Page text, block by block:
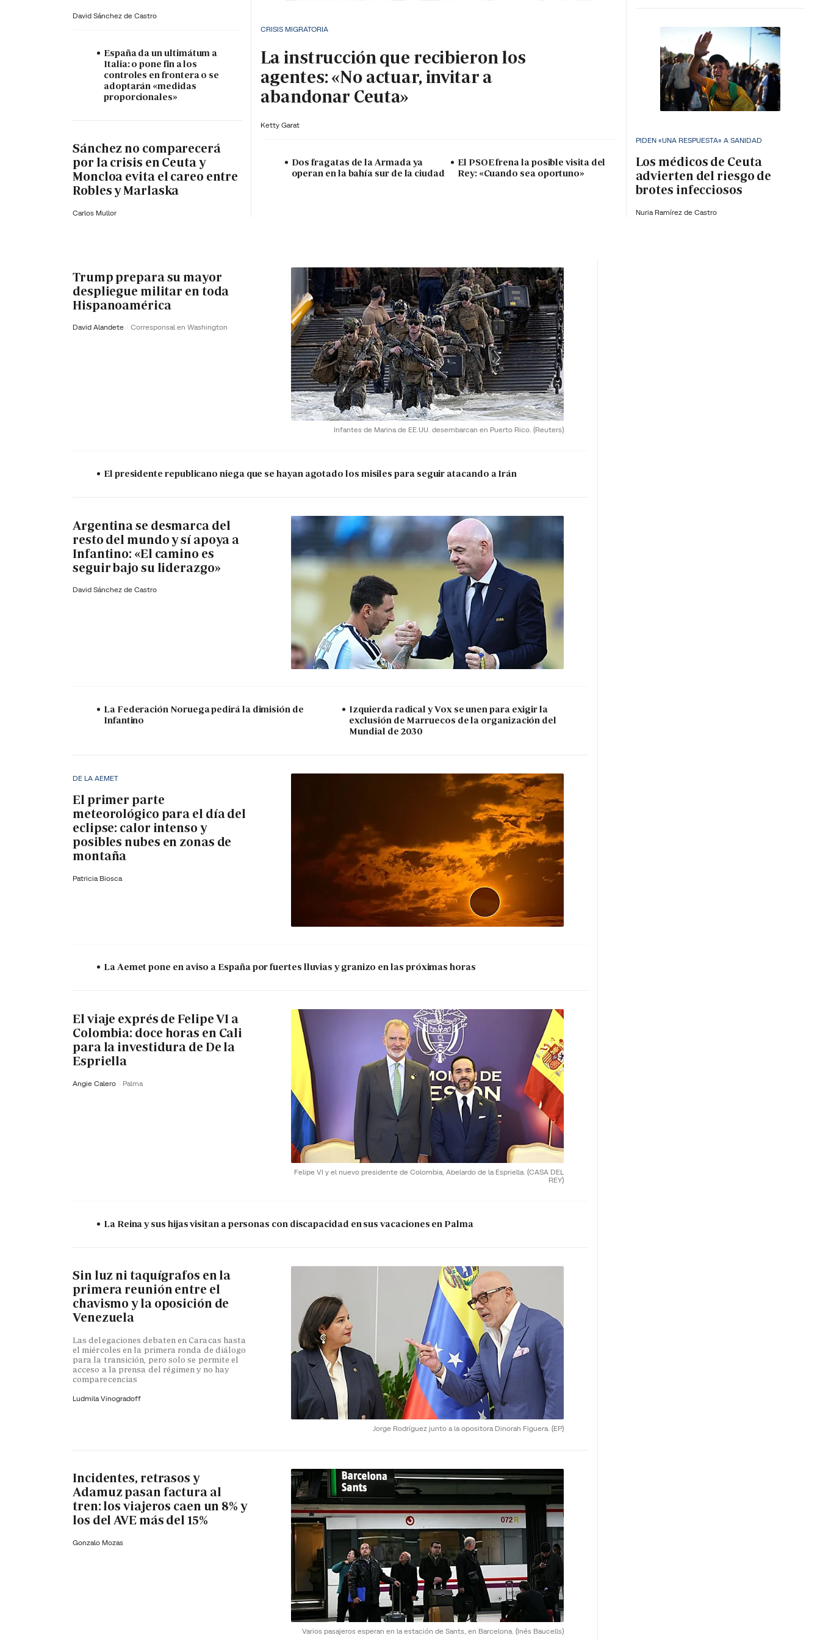
David Sánchez de Castro
España da un ultimátum a
Italia: o pone fin a los
controles en frontera o se
adoptarán «medidas
proporcionales»
Sánchez no comparecerá
por la crisis en Ceuta y
Moncloa evita el careo entre
Robles y Marlaska
Carlos Mullor
CRISIS MIGRATORIA
La instrucción que recibieron los
agentes: «No actuar, invitar a
abandonar Ceuta»
Ketty Garat
Dos fragatas de la Armada ya
operan en la bahía sur de la ciudad
El PSOE frena la posible visita del
Rey: «Cuando sea oportuno»
PIDEN «UNA RESPUESTA» A SANIDAD
Los médicos de Ceuta
advierten del riesgo de
brotes infecciosos
Nuria Ramírez de Castro
Infantes de Marina de EE.UU. desembarcan en Puerto Rico. (Reuters)
Trump prepara su mayor
despliegue militar en toda
Hispanoamérica
David Alandete Corresponsal en Washington
El presidente republicano niega que se hayan agotado los misiles para seguir atacando a Irán
Argentina se desmarca del
resto del mundo y sí apoya a
Infantino: «El camino es
seguir bajo su liderazgo»
David Sánchez de Castro
La Federación Noruega pedirá la dimisión de
Infantino
Izquierda radical y Vox se unen para exigir la
exclusión de Marruecos de la organización del
Mundial de 2030
DE LA AEMET
El primer parte
meteorológico para el día del
eclipse: calor intenso y
posibles nubes en zonas de
montaña
Patricia Biosca
La Aemet pone en aviso a España por fuertes lluvias y granizo en las próximas horas
Felipe VI y el nuevo presidente de Colombia, Abelardo de la Espriella. (CASA DEL
REY)
El viaje exprés de Felipe VI a
Colombia: doce horas en Cali
para la investidura de De la
Espriella
Angie Calero Palma
La Reina y sus hijas visitan a personas con discapacidad en sus vacaciones en Palma
Jorge Rodríguez junto a la opositora Dinorah Figuera. (EP)
Sin luz ni taquígrafos en la
primera reunión entre el
chavismo y la oposición de
Venezuela
Las delegaciones debaten en Caracas hasta
el miércoles en la primera ronda de diálogo
para la transición, pero solo se permite el
acceso a la prensa del régimen y no hay
comparecencias
Ludmila Vinogradoff
Varios pasajeros esperan en la estación de Sants, en Barcelona. (Inés Baucells)
Incidentes, retrasos y
Adamuz pasan factura al
tren: los viajeros caen un 8% y
los del AVE más del 15%
Gonzalo Mozas